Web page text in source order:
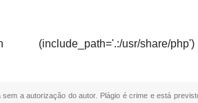
usr/share/
a autorização do autor. Plágio é crime e está